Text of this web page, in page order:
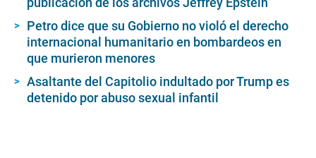
Petro dice que su Gobierno no violó el derecho
internacional humanitario en bombardeos en
que murieron menores
Asaltante del Capitolio indultado por Trump es
detenido por abuso sexual infantil